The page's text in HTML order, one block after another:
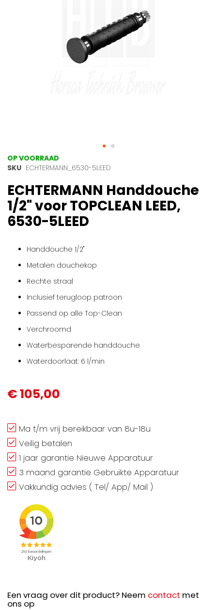
Ga
naar
begin
van
de
afbeeldingen-
gallerij
OP VOORRAAD
SKU ECHTERMANN_6530-5LEED
ECHTERMANN Handdouche
1/2" voor TOPCLEAN LEED,
6530-5LEED
Handdouche 1/2"
Metalen douchekop
Rechte straal
Inclusief terugloop patroon
Passend op alle Top-Clean
Verchroomd
Waterbesparende handdouche
Waterdoorlaat: 6 l/min
€ 105,00
Ma t/m vrij bereikbaar van 8u-18u
Veilig betalen
1 jaar garantie Nieuwe Apparatuur
3 maand garantie Gebruikte Apparatuur
Vakkundig advies ( Tel/ App/ Mail )
Een vraag over dit product? Neem contact met
ons op